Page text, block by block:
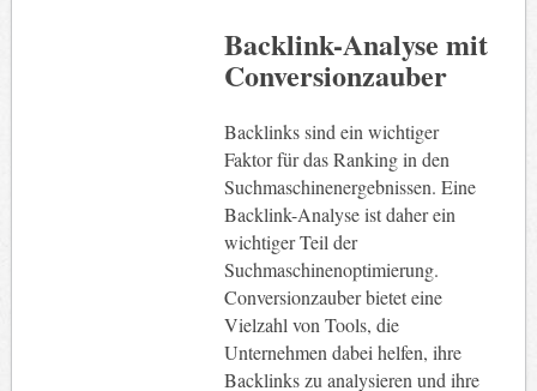
Backlink-Analyse mit
Conversionzauber
Backlinks sind ein wichtiger
Faktor für das Ranking in den
Suchmaschinenergebnissen. Eine
Backlink-Analyse ist daher ein
wichtiger Teil der
Suchmaschinenoptimierung.
Conversionzauber bietet eine
Vielzahl von Tools, die
Unternehmen dabei helfen, ihre
Backlinks zu analysieren und ihre